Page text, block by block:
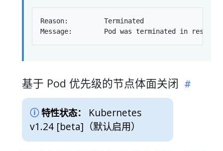
Reason:         Terminated
基于 Pod 优先级的节点体面关闭
特性状态：
Kubernetes
v1.24 [beta] （默认启用）